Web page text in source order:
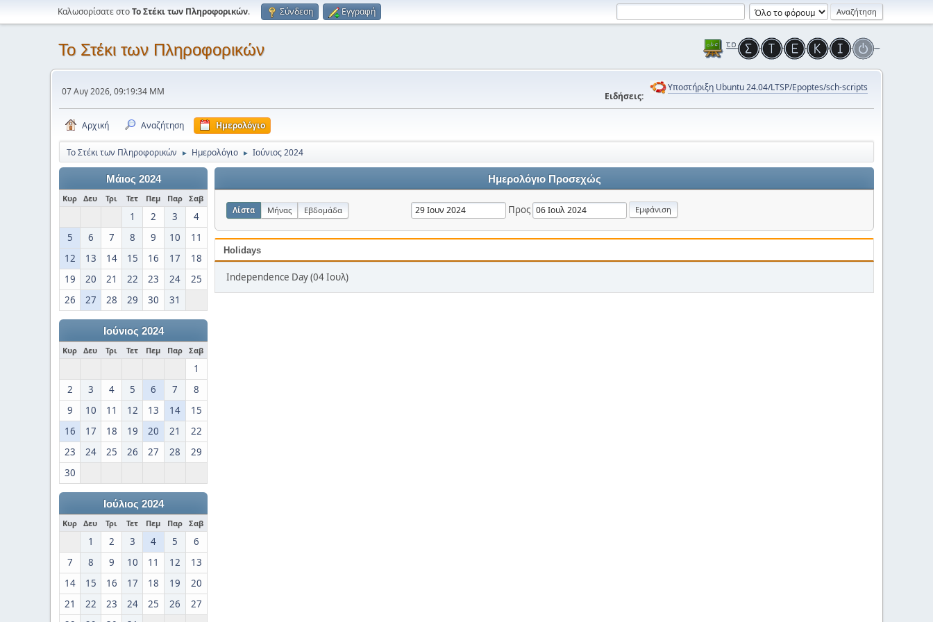
Καλωσορίσατε στοΤο Στέκι των Πληροφορικών. Σύνδεση Εγγραφή
Το Στέκι των Πληροφορικών
07 Αυγ 2026, 09:19:34 ΜΜ Ειδήσεις:
Υποστήριξη Ubuntu 24.04/LTSP/Epoptes/sch-scripts
Αρχική Αναζήτηση Ημερολόγιο
Το Στέκι των Πληροφορικών ► Ημερολόγιο ► Ιούνιος 2024
Μάιος 2024
Κυρ Δευ Τρι Τετ Πεμ Παρ Σαβ
1 2 3
4
5
6 7 8 9 10
11
12
13 14 15 16 17
18
19
20 21 22 23 24
25
26
27 28 29 30 31
Ιούνιος 2024
Κυρ Δευ Τρι Τετ Πεμ Παρ Σαβ
1
2
3 4 5 6 7
8
9
10 11 12 13 14
15
16
17 18 19 20 21
22
23
24 25 26 27 28
29
30
Ιούλιος 2024
Κυρ Δευ Τρι Τετ Πεμ Παρ Σαβ
1 2 3 4 5
6
7
8 9 10 11 12
13
14
15 16 17 18 19
20
21
22 23 24 25 26
27
Ημερολόγιο Προσεχώς
Λίστα Μήνας Εβδομάδα Προς
Holidays
Independence Day (04 Ιουλ)